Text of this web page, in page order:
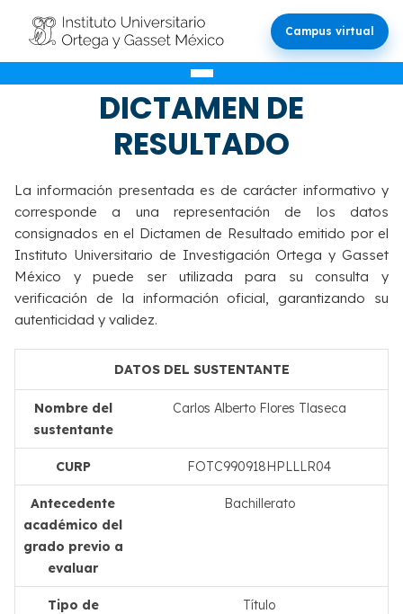
Campus virtual
VALIDACIÓN DEL
DICTAMEN DE
RESULTADO
La información presentada es de carácter informativo y
corresponde a una representación de los datos
consignados en el Dictamen de Resultado emitido por el
Instituto Universitario de Investigación Ortega y Gasset
México y puede ser utilizada para su consulta y
verificación de la información oficial, garantizando su
autenticidad y validez.
DATOS DEL SUSTENTANTE
Nombre del
sustentante
Carlos Alberto Flores Tlaseca
CURP FOTC990918HPLLLR04
Antecedente
académico del
grado previo a
evaluar
Bachillerato
Tipo de
Título